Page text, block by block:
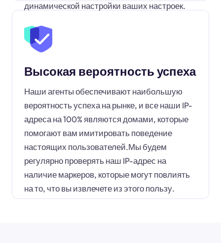
динамической настройки ваших настроек.
Высокая вероятность успеха
Наши агенты обеспечивают наибольшую
вероятность успеха на рынке, и все наши IP-
адреса на 100% являются домами, которые
помогают вам имитировать поведение
настоящих пользователей.Мы будем
регулярно проверять наш IP-адрес на
наличие маркеров, которые могут повлиять
на то, что вы извлечете из этого пользу.